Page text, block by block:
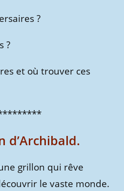
?
?
et où trouver ces
d’Archibald.
grillon qui rêve
le vaste monde.